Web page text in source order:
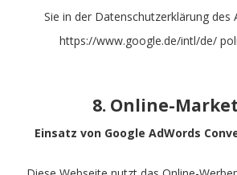
Sie in der Datenschutzerklärung des
https://www.google.de/intl/de/
8. Online-
Einsatz von Google AdWords